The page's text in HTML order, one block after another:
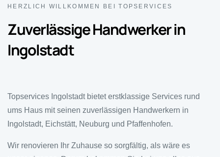
HERZLICH WILLKOMMEN BEI TOPSERVICES
Zuverlässige Handwerker in
Ingolstadt
Topservices Ingolstadt bietet erstklassige Services rund
ums Haus mit seinen zuverlässigen Handwerkern in
Ingolstadt, Eichstätt, Neuburg und Pfaffenhofen.
Wir renovieren Ihr Zuhause so sorgfältig, als wäre es